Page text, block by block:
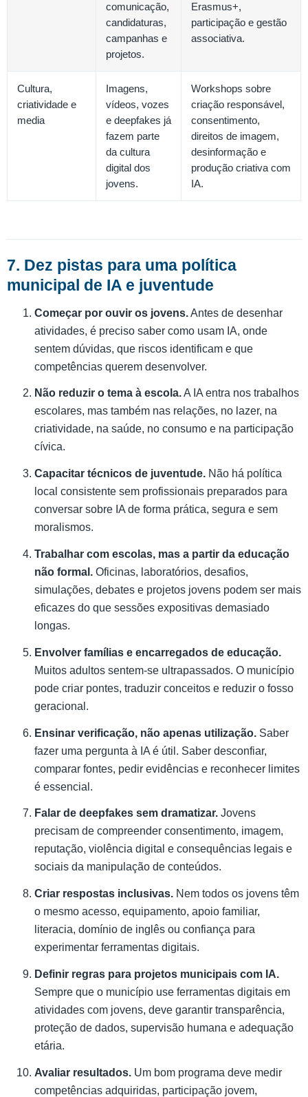
comunicação,
candidaturas,
campanhas e
projetos.
Erasmus+,
participação e gestão
associativa.
Cultura,
criatividade e
media
Imagens,
vídeos, vozes
e deepfakes já
fazem parte
da cultura
digital dos
jovens.
Workshops sobre
criação responsável,
consentimento,
direitos de imagem,
desinformação e
produção criativa com
IA.
7. Dez pistas para uma política
municipal de IA e juventude
Começar por ouvir os jovens.Antes de desenhar
atividades, é preciso saber como usam IA, onde
sentem dúvidas, que riscos identificam e que
competências querem desenvolver.
Não reduzir o tema à escola.A IA entra nos trabalhos
escolares, mas também nas relações, no lazer, na
criatividade, na saúde, no consumo e na participação
cívica.
Capacitar técnicos de juventude. Não há política
local consistente sem profissionais preparados para
conversar sobre IA de forma prática, segura e sem
moralismos.
Trabalhar com escolas, mas a partir da educação
não formal. Oficinas, laboratórios, desafios,
simulações, debates e projetos jovens podem ser mais
eficazes do que sessões expositivas demasiado
longas.
Envolver famílias e encarregados de educação.
Muitos adultos sentem-se ultrapassados. O município
pode criar pontes, traduzir conceitos e reduzir o fosso
geracional.
Ensinar verificação, não apenas utilização. Saber
fazer uma pergunta à IA é útil. Saber desconfiar,
comparar fontes, pedir evidências e reconhecer limites
é essencial.
Falar de deepfakes sem dramatizar. Jovens
precisam de compreender consentimento, imagem,
reputação, violência digital e consequências legais e
sociais da manipulação de conteúdos.
Criar respostas inclusivas. Nem todos os jovens têm
o mesmo acesso, equipamento, apoio familiar,
literacia, domínio de inglês ou confiança para
experimentar ferramentas digitais.
Definir regras para projetos municipais com IA.
Sempre que o município use ferramentas digitais em
atividades com jovens, deve garantir transparência,
proteção de dados, supervisão humana e adequação
etária.
Avaliar resultados. Um bom programa deve medir
competências adquiridas, participação jovem,